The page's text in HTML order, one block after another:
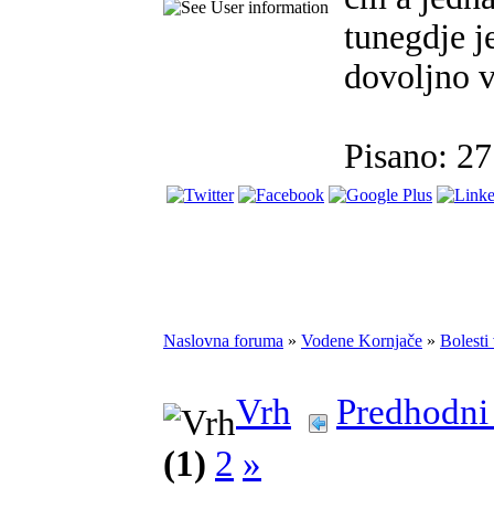
tunegdje
dovoljno
Pisano:
Naslovna foruma » Vodene Kornjače » Bolesti
Vrh
(1) 2 »